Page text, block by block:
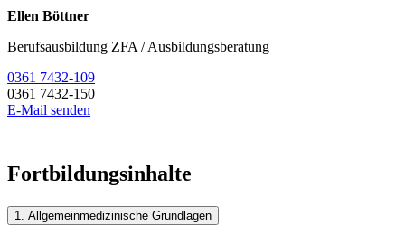
Ellen Böttner
Berufsausbildung ZFA / Ausbildungsberatung
0361 7432-109
0361 7432-150
E-Mail senden
Fortbildungsinhalte
1. Allgemeinmedizinische Grundlagen